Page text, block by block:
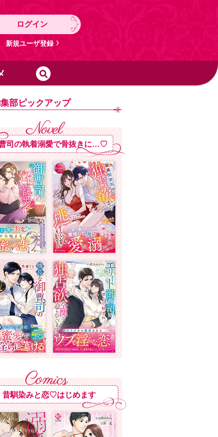
ログイン
新規ユーザ登録
部ピックアップ
司の執着溺愛で骨抜きに…♡
昔馴染みと恋♡はじめます